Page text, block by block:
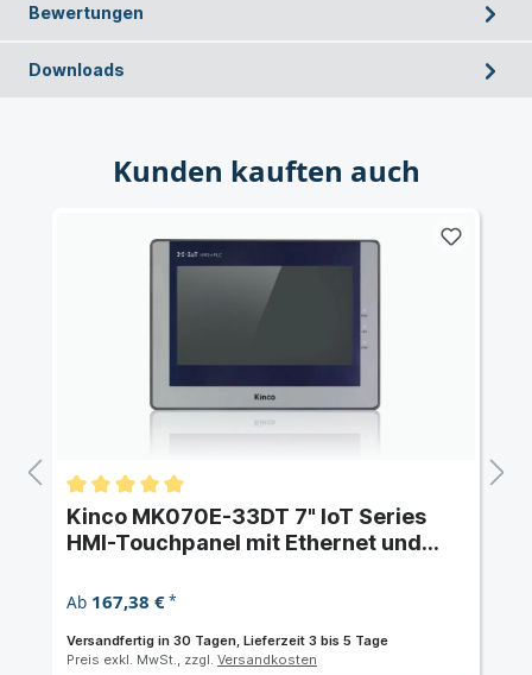
Kunden kauften auch
Kinco MK070E-33DT 7" IoT Series
HMI-Touchpanel mit Ethernet und
Ab 167,38 €*
Versandfertig in 30 Tagen, Lieferzeit 3 bis 5 Tage
Preis exkl. MwSt., zzgl. Versandkosten
Bewertungen
Downloads